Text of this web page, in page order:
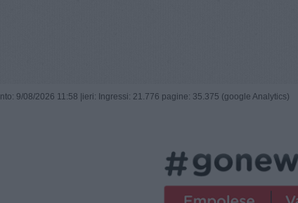
9/08/2026 11:58 | ieri: Ingressi: 21.776 pagine: 35.375 (google Analytics)